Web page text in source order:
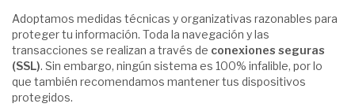
Adoptamos medidas técnicas y organizativas razonables para
proteger tu información. Toda la navegación y las
transacciones se realizan a través de conexiones seguras
(SSL). Sin embargo, ningún sistema es 100% infalible, por lo
que también recomendamos mantener tus dispositivos
protegidos.